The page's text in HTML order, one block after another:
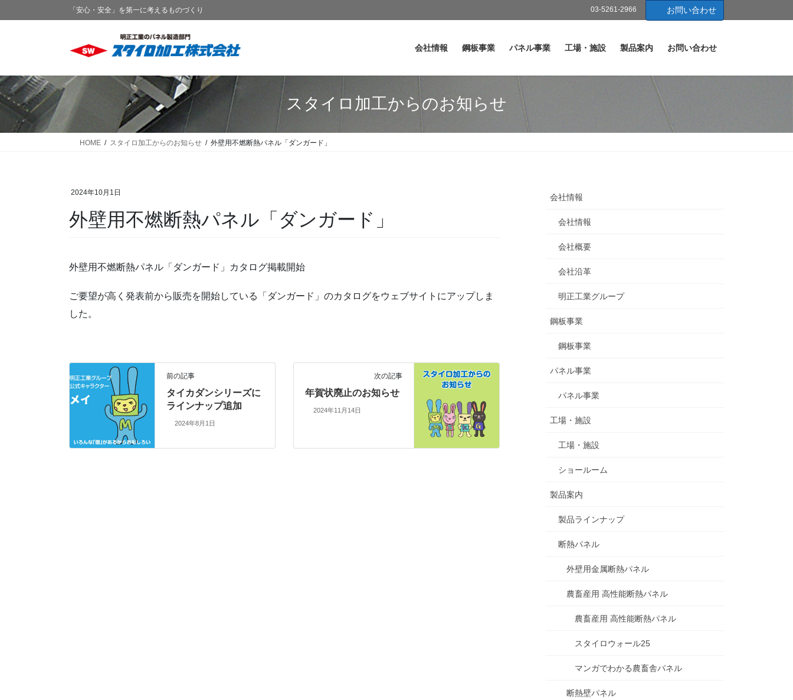
ン
に
移
動
ビ
ョ
ン
に
動
「安心・安全」を第一に考えるものづくり 03-5261-2966 お問い合わせ
会社情報 鋼板事業 パネル事業 工場・施設 製品案内 お問い合わせ
スタイロ加工からのお知らせ
HOME スタイロ加工からのお知らせ 外壁用不燃断熱パネル「ダンガード」
2024年10月1日
外壁用不燃断熱パネル「ダンガード」
外壁用不燃断熱パネル「ダンガード」カタログ掲載開始
ご要望が高く発表前から販売を開始している「ダンガード」のカタログをウェブサイトにアップしま
した。
前の記事
タイカダンシリーズに
ラインナップ追加
2024年8月1日
次の記事
年賀状廃止のお知らせ
2024年11月14日
会社情報
会社情報
会社概要
会社沿革
明正工業グループ
鋼板事業
鋼板事業
パネル事業
パネル事業
工場・施設
工場・施設
ショールーム
製品案内
製品ラインナップ
断熱パネル
外壁用金属断熱パネル
農畜産用 高性能断熱パネル
農畜産用 高性能断熱パネル
スタイロウォール25
マンガでわかる農畜舎パネル
断熱壁パネル